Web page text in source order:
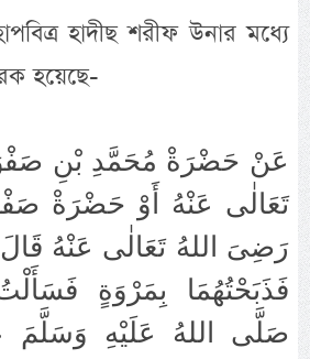
হাদীছ শরীফ উনার মধ্যে
হয়েছে-
عَنْ حَضْرَةْ مُحَمَّدِ بْنِ
تَعَالٰى عَنْهُ أَوْ حَضْرَةْ
رَضِىَ اللهُ تَعَالٰى عَنْهُ
فَذَبَحْتُهُمَا بِمَرْوَةٍ
صَلَّى اللهُ عَلَيْهِ وَسَلَّمَ